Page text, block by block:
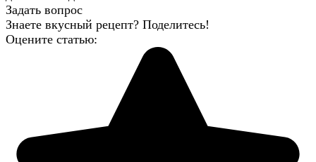
Задать вопрос
Знаете вкусный рецепт? Поделитесь!
Оцените статью: